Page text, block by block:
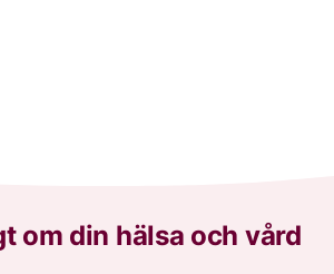
om din hälsa och vård